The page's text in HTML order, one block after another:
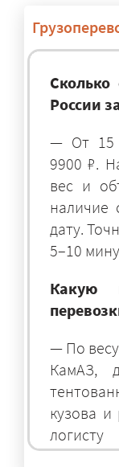
Сколько
России
— От 15
9900 ₽.
вес и
наличие
дату.
5–10
Какую
— По
КамАЗ,
кузова